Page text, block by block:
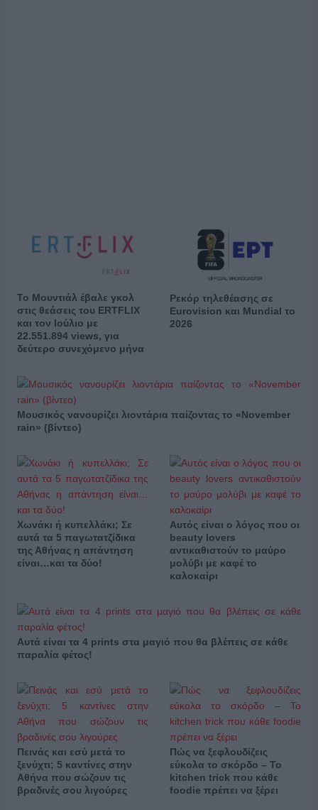
Το Μουντιάλ έβαλε γκολ
στις θεάσεις του ERTFLIX
και τον Ιούλιο με
22.551.894 views, για
δεύτερο συνεχόμενο μήνα
Ρεκόρ τηλεθέασης σε
Eurovision και Mundial το
2026
Μουσικός νανουρίζει λιοντάρια παίζοντας το «November
rain» (βίντεο)
Χωνάκι ή κυπελλάκι; Σε
αυτά τα 5 παγωτατζίδικα
της Αθήνας η απάντηση
είναι…και τα δύο!
Αυτός είναι ο λόγος που οι
beauty lovers
αντικαθιστούν το μαύρο
μολύβι με καφέ το
καλοκαίρι
Αυτά είναι τα 4 prints στα μαγιό που θα βλέπεις σε κάθε
παραλία φέτος!
Πεινάς και εσύ μετά το
ξενύχτι; 5 καντίνες στην
Αθήνα που σώζουν τις
βραδινές σου λιγούρες
Πώς να ξεφλουδίζεις
εύκολα το σκόρδο – Το
kitchen trick που κάθε
foodie πρέπει να ξέρει